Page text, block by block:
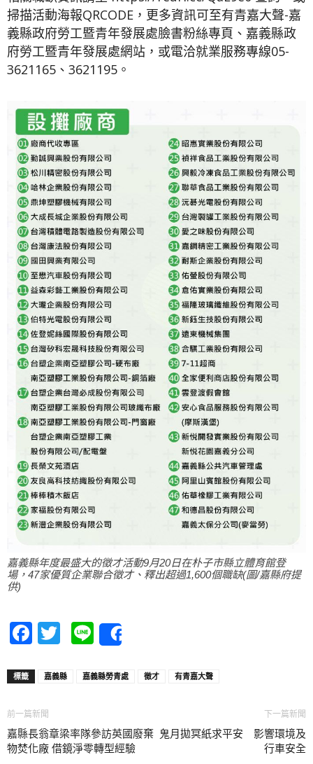
掃描活動海報QRCODE，更多資訊可至有青嘉大聲-嘉
義縣政府勞工暨青年發展處臉書粉絲專頁、嘉義縣政
府勞工暨青年發展處網站，或電洽就業服務專線05-
3621165、3621195。
嘉義縣年度最盛大的徵才活動9月20日在朴子市縣立體育館登
場，47家優質企業聯合徵才、釋出超過1,600個職缺(圖/嘉縣府提
供)
Facebook
Twitter
Line
標籤 嘉義縣 嘉義縣勞青處 徵才 有青嘉大聲
前一篇新聞
嘉縣長翁章梁率隊參訪英國廢棄
物焚化廠 借鏡淨零轉型經驗
下一篇新聞
鬼月拋冥紙求平安 影響環境及
行車安全